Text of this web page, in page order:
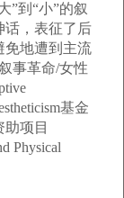
”到“小”的叙
话，表征了后
免地遭到主流
事革命/女性
基金
项目
Physical